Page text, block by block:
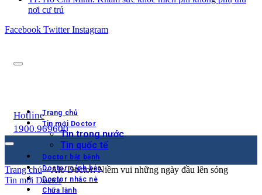
nơi cư trú
Facebook Twitter Instagram
Trang chủ
Tin mới Doctor
Tin trong nước
Tin quốc tế
Doctor bắt bệnh
Doctor cảnh báo
Doctor nhắc nè
Chữa lành
Hotline
1900.969600
Trang chủ»Alo Doctor: Niềm vui những ngày đầu lên sóng
Tin mới Doctor